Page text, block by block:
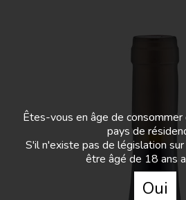
Êtes-vous en âge de consommer
pays de
S'il n'existe pas de législation
être âgé de 18 ans
Oui
un beau coteau bien exposé qui a
toujours profonds et puissant